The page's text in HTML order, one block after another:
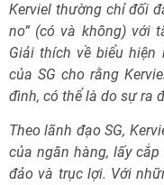
Kerviel thường chỉ đối
no” (có và không) với
Giải thích về biểu hiện
của SG cho rằng
đình, có thể là do sự ra
Theo lãnh đạo SG,
của ngân hàng, lấy
đảo và trục lợi. Với